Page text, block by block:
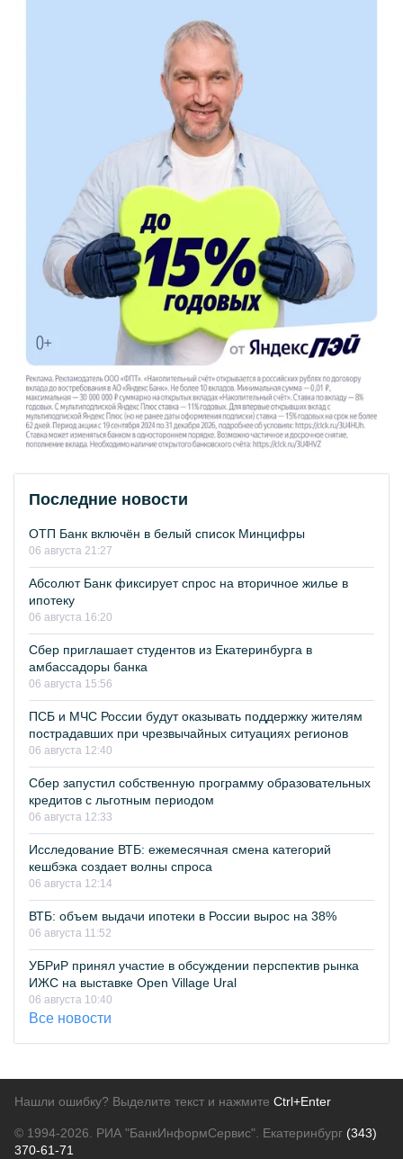
Последние новости
ОТП Банк включён в белый список Минцифры
06 августа 21:27
Абсолют Банк фиксирует спрос на вторичное жилье в
ипотеку
06 августа 16:20
Сбер приглашает студентов из Екатеринбурга в
амбассадоры банка
06 августа 15:56
ПСБ и МЧС России будут оказывать поддержку жителям
пострадавших при чрезвычайных ситуациях регионов
06 августа 12:40
Сбер запустил собственную программу образовательных
кредитов с льготным периодом
06 августа 12:33
Исследование ВТБ: ежемесячная смена категорий
кешбэка создает волны спроса
06 августа 12:14
ВТБ: объем выдачи ипотеки в России вырос на 38%
06 августа 11:52
УБРиР принял участие в обсуждении перспектив рынка
ИЖС на выставке Open Village Ural
06 августа 10:40
Все новости
Нашли ошибку? Выделите текст и нажмите Ctrl+Enter
© 1994-2026. РИА "БанкИнформСервис". Екатеринбург (343)
370-61-71